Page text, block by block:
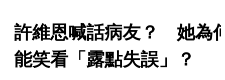
許維恩喊話病友？　她為
能笑看「露點失誤」？